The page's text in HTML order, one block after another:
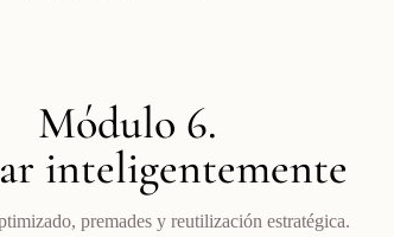
Módulo 6.
inteligentemente
premades y reutilización estratégica.